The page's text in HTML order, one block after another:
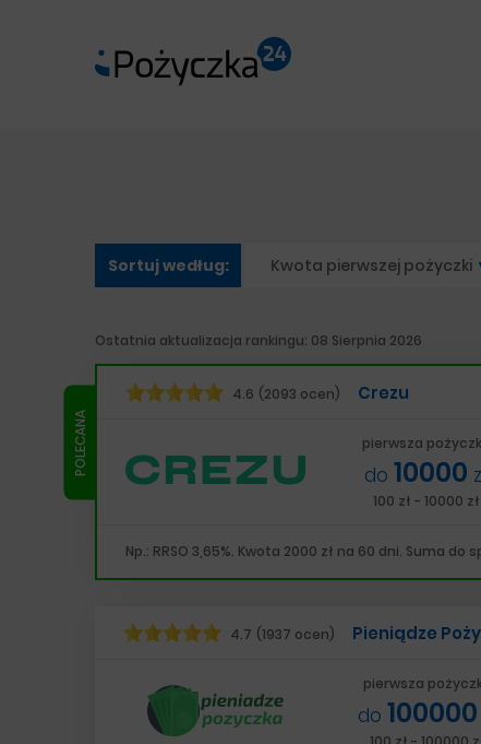
Sortuj według: Kwota pierwszej pożyczki
Ostatnia aktualizacja rankingu: 08 Sierpnia 2026
4.6 (2093 ocen) Crezu
pierwsza
do 10000
100 zł - 10000 zł
Np.: RRSO 3,65%. Kwota 2000 zł na 60 dni. Suma do
4.7 (1937 ocen) Pieniądze
pierwsza
do 100000